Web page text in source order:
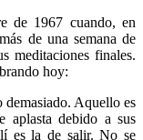
de 1967 cuando, en
de una semana de
meditaciones finales.
hoy:
demasiado. Aquello es
aplasta debido a sus
es la de salir. No se